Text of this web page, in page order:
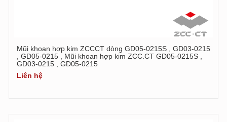
Mũi khoan hợp kim ZCCCT dòng GD05-0215S , GD03-0215
, GD05-0215 , Mũi khoan hợp kim ZCC.CT GD05-0215S ,
GD03-0215 , GD05-0215
Liên hệ